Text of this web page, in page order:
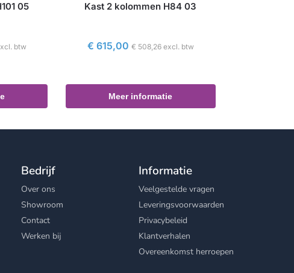
05
btw
Kast 2 kolommen H84 03
€ 615,00 € 508,26excl. btw
Meer informatie
Bedrijf
Over ons
Showroom
Contact
Werken bij
Informatie
Veelgestelde vragen
Leveringsvoorwaarden
Privacybeleid
Klantverhalen
Overeenkomst herroepen